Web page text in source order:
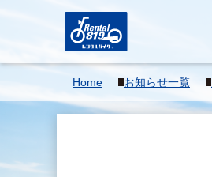
Home お知らせ一覧